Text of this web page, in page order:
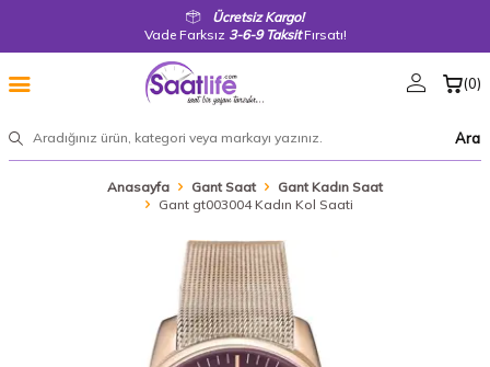
Ücretsiz Kargo!
Vade Farksız 3-6-9 TaksitFırsatı!
Ara
(0)
Anasayfa Gant Saat
Gant Kadın Saat
Gant gt003004 Kadın Kol Saati